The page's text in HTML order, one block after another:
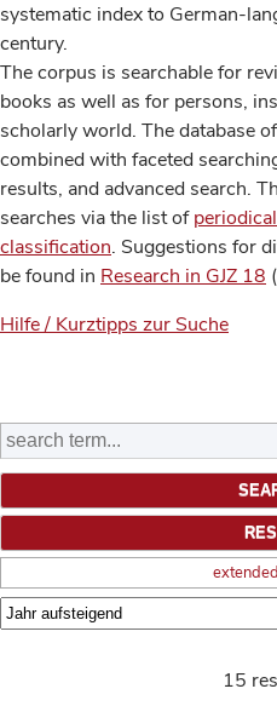
systematic index to German-
century.
The corpus is searchable for
books as well as for persons,
scholarly world. The database
combined with faceted
results, and advanced search.
searches via the list of
classification. Suggestions for
be found in Research in GJZ 18
Hilfe / Kurztipps zur Suche
15